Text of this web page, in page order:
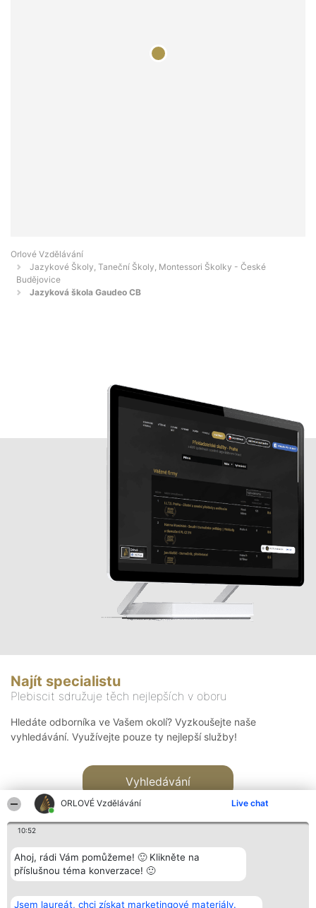
ORLOVÉ Vzdělávání Live chat
10:52
Ahoj, rádi Vám pomůžeme! 🙂 Klikněte na
příslušnou téma konverzace! 🙂
Jsem laureát, chci získat marketingové materiály.
Orlové Vzdělávání
Jazykové Školy, Taneční Školy, Montessori Školky - České
Budějovice
Jazyková škola Gaudeo CB
Najít specialistu
Plebiscit sdružuje těch nejlepších v oboru
Hledáte odborníka ve Vašem okolí? Vyzkoušejte naše
vyhledávání. Využívejte pouze ty nejlepší služby!
Vyhledávání
Bright Side Solutions sp. z o.
o. sp. k.
Vítězové
Seznam všech
Kontakt